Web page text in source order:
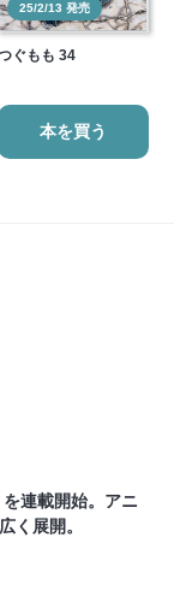
25/2/13 発売
ぐもも 34
本を買う
連載開始。アニ
く展開。